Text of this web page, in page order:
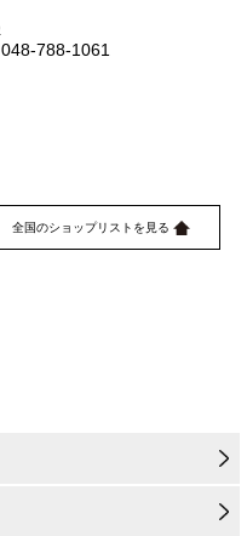
048-788-1061
全国のショップリストを見る